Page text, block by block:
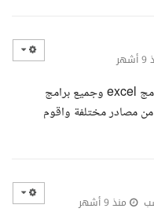
مرحبا انا علي لدي خبرة في العمل على برنامج excel وجميع برامج
مصادر مختلفة واقوم
منذ 9 أشهر